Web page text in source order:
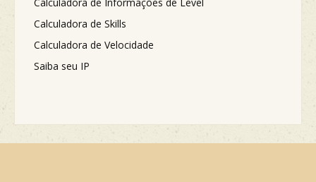
Calculadora de Skills
Calculadora de Velocidade
Saiba seu IP